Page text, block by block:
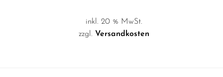
inkl. 20 % MwSt.
zzgl. Versandkosten